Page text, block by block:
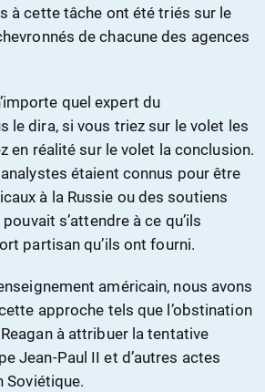
à cette tâche ont été triés sur le
de chacune des agences
quel expert du
le dira, si vous triez sur le volet les
en réalité sur le volet la conclusion.
étaient connus pour être
à la Russie ou des soutiens
s’attendre à ce qu’ils
partisan qu’ils ont fourni.
américain, nous avons
approche tels que l’obstination
à attribuer la tentative
Jean-Paul II et d’autres actes
Soviétique.